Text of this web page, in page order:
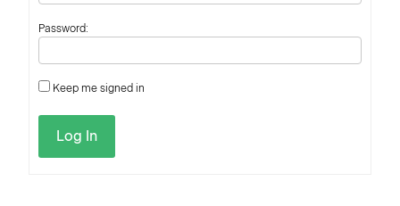
Password:
Keep me signed in
Log In